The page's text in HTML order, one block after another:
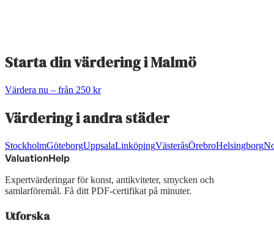
Starta din värdering iMalmö
Värdera nu – från 250 kr
Värdering i andra städer
StockholmGöteborgUppsalaLinköpingVästeråsÖrebroHelsingborg
ValuationHelp
Expertvärderingar för konst, antikviteter, smycken och
samlarföremål. Få ditt PDF-certifikat på minuter.
Utforska